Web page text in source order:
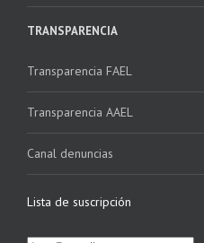
TRANSPARENCIA
Transparencia FAEL
Transparencia AAEL
Canal denuncias
Lista de suscripción